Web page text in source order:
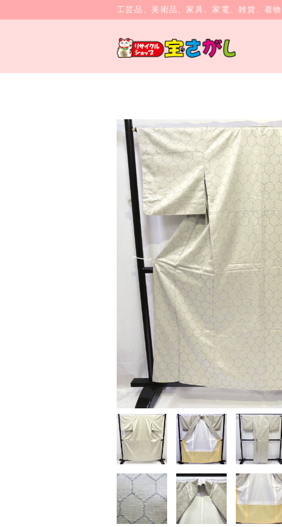
工芸品、美術品、家具、家電、雑貨、着